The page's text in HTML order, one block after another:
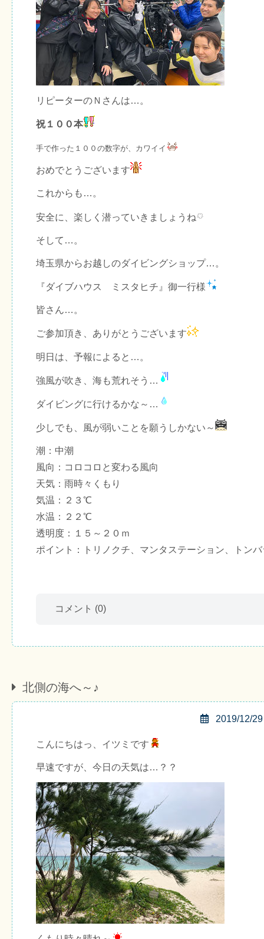
リピーターのＮさんは…。
祝１００本
手で作った１００の数字が、カワイイ
おめでとうございます
これからも…。
安全に、楽しく潜っていきましょうね
そして…。
埼玉県からお越しのダイビングショップ…。
『ダイブハウス ミスタヒチ』御一行様
皆さん…。
ご参加頂き、ありがとうございます
明日は、予報によると…。
強風が吹き、海も荒れそう…
ダイビングに行けるかな～…
少しでも、風が弱いことを願うしかない～
潮：中潮
風向：コロコロと変わる風向
天気：雨時々くもり
気温：２３℃
水温：２２℃
透明度：１５～２０ｍ
ポイント：トリノクチ、マンタステーション、トンバ
コメント (0)
北側の海へ～♪
2019/12/29
こんにちはっ、イツミです
早速ですが、今日の天気は…？？